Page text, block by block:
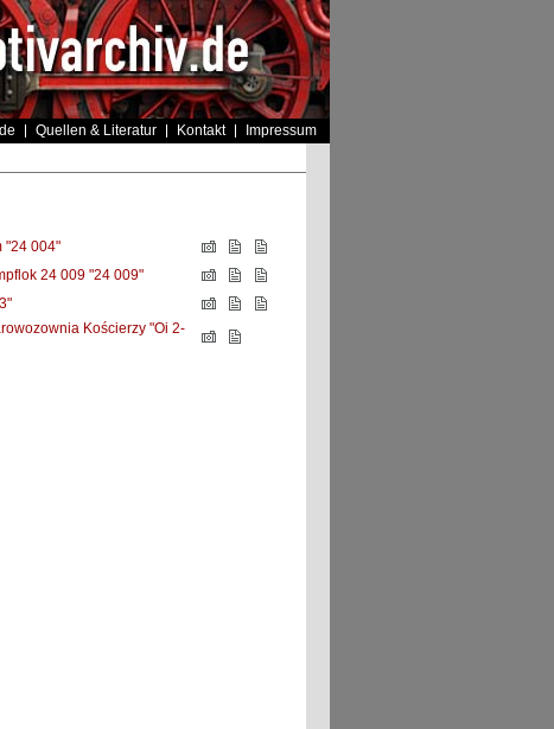
Quellen & Literatur Kontakt Impressum
"24 004"
24 009 "24 009"
Kościerzy "Oi 2-